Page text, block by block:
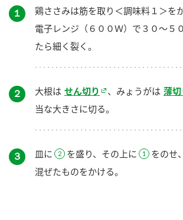
１
鶏ささみは筋を取り＜調味料１＞を
電子レンジ（６００Ｗ）で３０～５
たら細く裂く。
２ 大根は せん切り 、みょうがは 薄切
当な大きさに切る。
３ 皿に を盛り、その上に
をのせ
混ぜたものをかける。